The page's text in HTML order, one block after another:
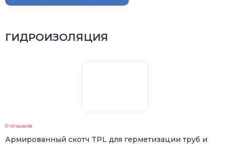
ГИДРОИЗОЛЯЦИЯ
0 отзывов
Армированный скотч TPL для герметизации труб и